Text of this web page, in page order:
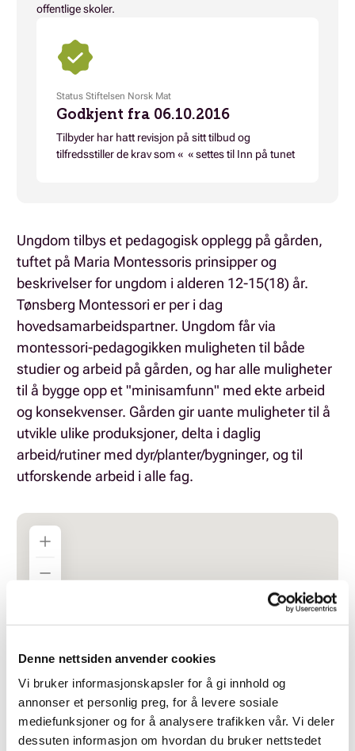
Denne nettsiden anvender cookies
Vi bruker informasjonskapsler for å gi innhold og
annonser et personlig preg, for å levere sosiale
mediefunksjoner og for å analysere trafikken vår. Vi deler
dessuten informasjon om hvordan du bruker nettstedet
offentlige skoler.
Status Stiftelsen Norsk Mat
Godkjent fra 06.10.2016
Tilbyder har hatt revisjon på sitt tilbud og
tilfredsstiller de krav som « « settes til Inn på tunet
Ungdom tilbys et pedagogisk opplegg på gården,
tuftet på Maria Montessoris prinsipper og
beskrivelser for ungdom i alderen 12-15(18) år.
Tønsberg Montessori er per i dag
hovedsamarbeidspartner. Ungdom får via
montessori-pedagogikken muligheten til både
studier og arbeid på gården, og har alle muligheter
til å bygge opp et "minisamfunn" med ekte arbeid
og konsekvenser. Gården gir uante muligheter til å
utvikle ulike produksjoner, delta i daglig
arbeid/rutiner med dyr/planter/bygninger, og til
utforskende arbeid i alle fag.